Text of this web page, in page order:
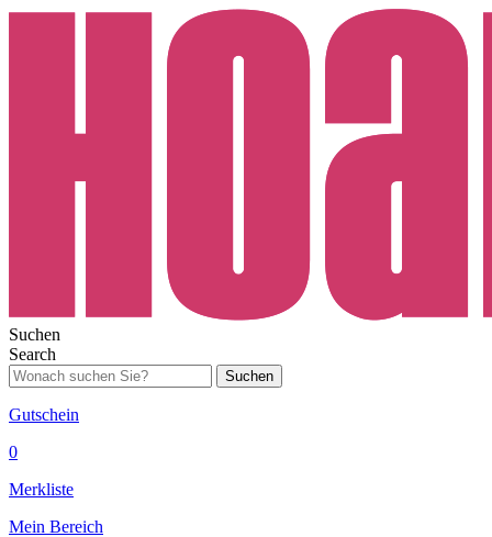
Suchen
Search
Suchen
Gutschein
0
Merkliste
Mein Bereich